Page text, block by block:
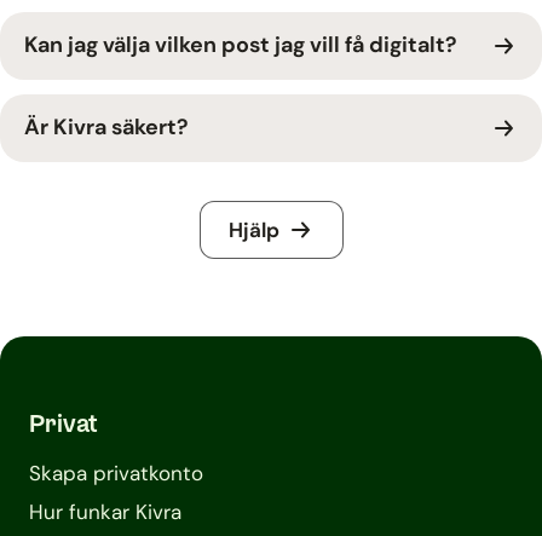
Kan jag välja vilken post jag vill få digitalt?
Är Kivra säkert?
Hjälp
Privat
Skapa privatkonto
Hur funkar Kivra